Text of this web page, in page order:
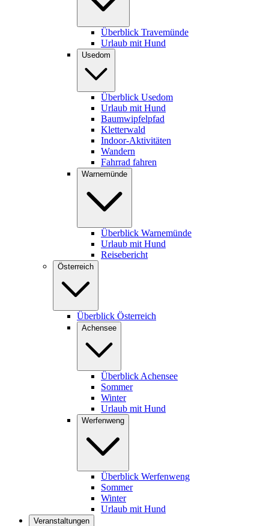
Überblick Travemünde
Urlaub mit Hund
Usedom
Überblick Usedom
Urlaub mit Hund
Baumwipfelpfad
Kletterwald
Indoor-Aktivitäten
Wandern
Fahrrad fahren
Warnemünde
Überblick Warnemünde
Urlaub mit Hund
Reisebericht
Österreich
Überblick Österreich
Achensee
Überblick Achensee
Sommer
Winter
Urlaub mit Hund
Werfenweng
Überblick Werfenweng
Sommer
Winter
Urlaub mit Hund
Veranstaltungen